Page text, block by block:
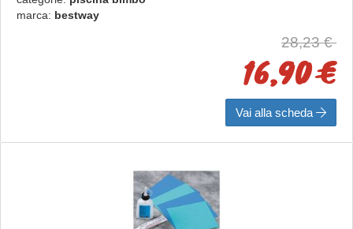
marca: bestway
28,23 €
16,90 €
Vai alla scheda